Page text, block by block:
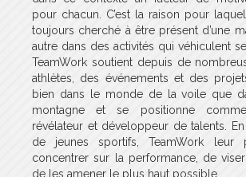
pour chacun. C’est la raison pour
toujours cherché à être présent d’une
autre dans des activités qui véhiculent
TeamWork soutient depuis de
athlètes, des événements et des
bien dans le monde de la voile que
montagne et se positionne
révélateur et développeur de talents.
de jeunes sportifs, TeamWork leur
concentrer sur la performance, de
de les amener le plus haut possible.